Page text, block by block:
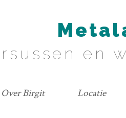
en
Over Birgit Locatie